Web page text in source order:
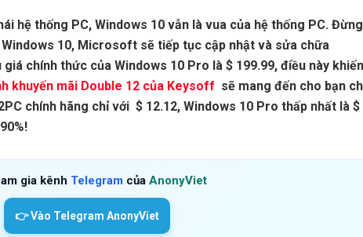
hệ thống PC, Windows 10 vẫn là vua của hệ thống PC.
10, Microsoft sẽ tiếp tục cập nhật và sửa chữa
chính thức của Windows 10 Pro là $ 199.99, điều này khiến
khuyến mãi Double 12 của Keysoff sẽ mang đến cho bạn
chính hãng chỉ với $ 12.12, Windows 10 Pro thấp nhất là $
gia kênh Telegram của AnonyViet
👉 Vào Telegram AnonyViet